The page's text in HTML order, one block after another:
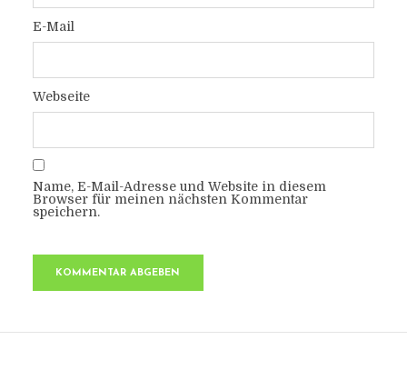
E-Mail
Webseite
Name, E-Mail-Adresse und Website in diesem
Browser für meinen nächsten Kommentar
speichern.